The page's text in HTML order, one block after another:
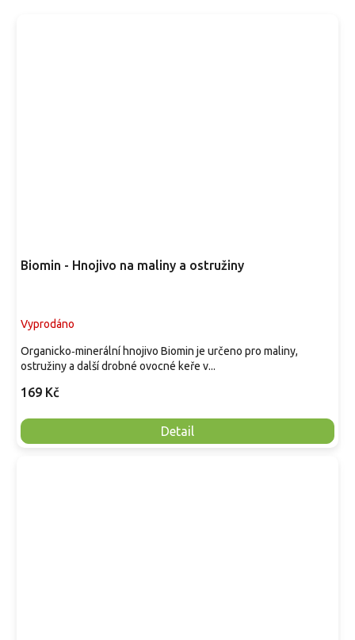
Biomin - Hnojivo na maliny a ostružiny
Vyprodáno
169 Kč
Detail
Organicko‑minerální hnojivo Biomin je určeno pro maliny,
ostružiny a další drobné ovocné keře v...